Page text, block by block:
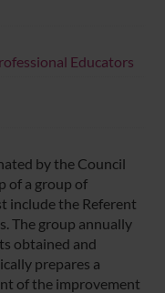
Educators
by the Council
of a group of
include the Referent
The group annually
obtained and
prepares a
of the improvement